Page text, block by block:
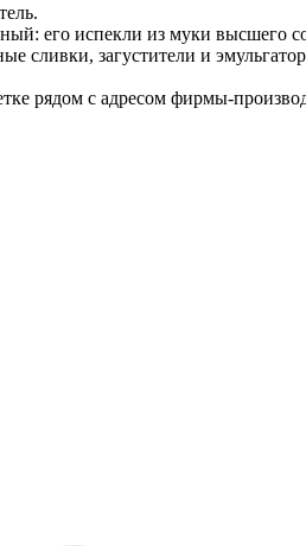
его испекли из муки высшего
сливки, загустители и
рядом с адресом фирмы-